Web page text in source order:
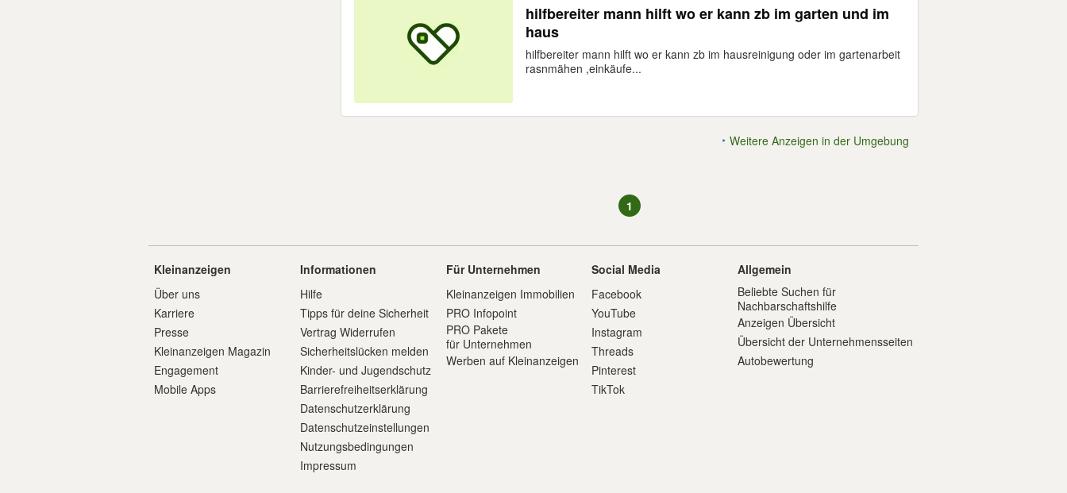
hilfbereiter mann hilft wo er kann zb im garten und im
haus
hilfbereiter mann hilft wo er kann zb im hausreinigung oder im gartenarbeit
rasnmähen ,einkäufe...
Weitere Anzeigen in der Umgebung
1
Kleinanzeigen
Über uns
Karriere
Presse
Kleinanzeigen Magazin
Engagement
Mobile Apps
Informationen
Hilfe
Tipps für deine Sicherheit
Vertrag Widerrufen
Sicherheitslücken melden
Kinder- und Jugendschutz
Barrierefreiheitserklärung
Datenschutzerklärung
Datenschutzeinstellungen
Nutzungsbedingungen
Impressum
Für Unternehmen
Kleinanzeigen Immobilien
PRO Infopoint
PRO Pakete
für Unternehmen
Werben auf Kleinanzeigen
Social Media
Facebook
YouTube
Instagram
Threads
Pinterest
TikTok
Allgemein
Beliebte Suchen für
Nachbarschaftshilfe
Anzeigen Übersicht
Übersicht der Unternehmensseiten
Autobewertung